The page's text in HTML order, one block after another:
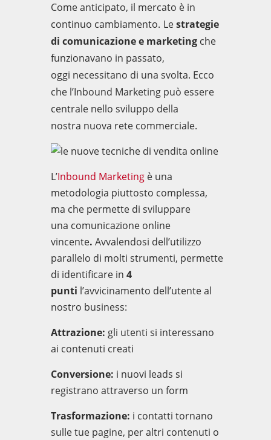
Come anticipato, il mercato è in
continuo cambiamento. Lestrategie
di comunicazione e marketing che
funzionavano in passato,
oggi necessitano di una svolta. Ecco
che l’Inbound Marketing può essere
centrale nello sviluppo della
nostra nuova rete commerciale.
L’Inbound Marketingè una
metodologia piuttosto complessa,
ma che permette di sviluppare
una comunicazione online
vincente. Avvalendosi dell’utilizzo
parallelo di molti strumenti, permette
di identificarein 4
punti l’avvicinamento dell’utente al
nostro business:
Attrazione: gli utenti si interessano
ai contenuti creati
Conversione: i nuovi leads si
registrano attraverso un form
Trasformazione: i contatti tornano
sulle tue pagine, per altri contenuti o